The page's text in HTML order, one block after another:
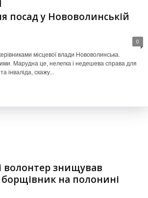
посад у Нововолинській
0
місцевої влади Нововолинська.
Марудна це, нелегка і недешева справа для
інваліда, скажу...
волонтер знищував
на полонині